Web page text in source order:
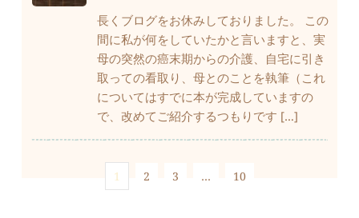
長くブログをお休みしておりました。 この
間に私が何をしていたかと言いますと、実
母の突然の癌末期からの介護、自宅に引き
取っての看取り、母とのことを執筆（これ
についてはすでに本が完成していますの
で、改めてご紹介するつもりです […]
1 2 3 … 10